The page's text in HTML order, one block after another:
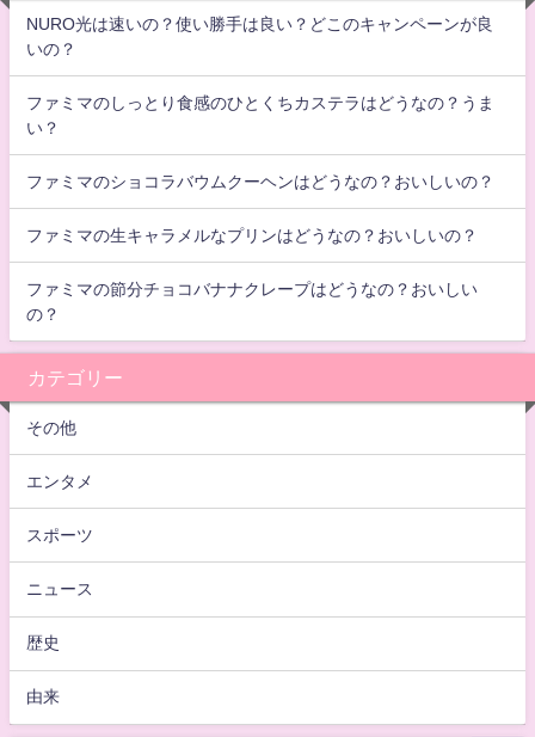
NURO光は速いの？使い勝手は良い？どこのキャンペーンが良
いの？
ファミマのしっとり食感のひとくちカステラはどうなの？うま
い？
ファミマのショコラバウムクーヘンはどうなの？おいしいの？
ファミマの生キャラメルなプリンはどうなの？おいしいの？
ファミマの節分チョコバナナクレープはどうなの？おいしい
の？
カテゴリー
その他
エンタメ
スポーツ
ニュース
歴史
由来